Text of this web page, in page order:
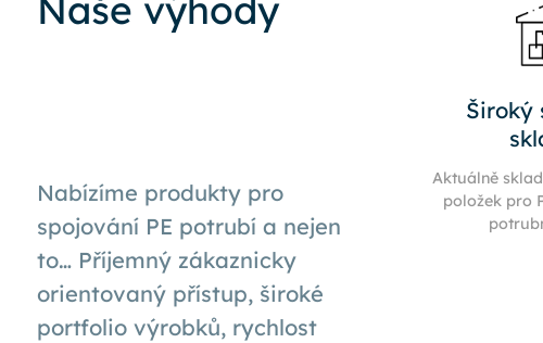
Naše výhody
Nabízíme produkty pro
spojování PE potrubí a nejen
to… Příjemný zákaznicky
orientovaný přístup, široké
portfolio výrobků, rychlost
Široký
Aktuálně
položek pro